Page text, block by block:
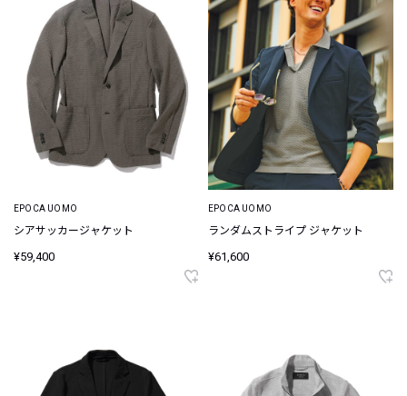
EPOCA UOMO
シアサッカージャケット
¥59,400
EPOCA UOMO
ランダムストライプ ジャケット
¥61,600